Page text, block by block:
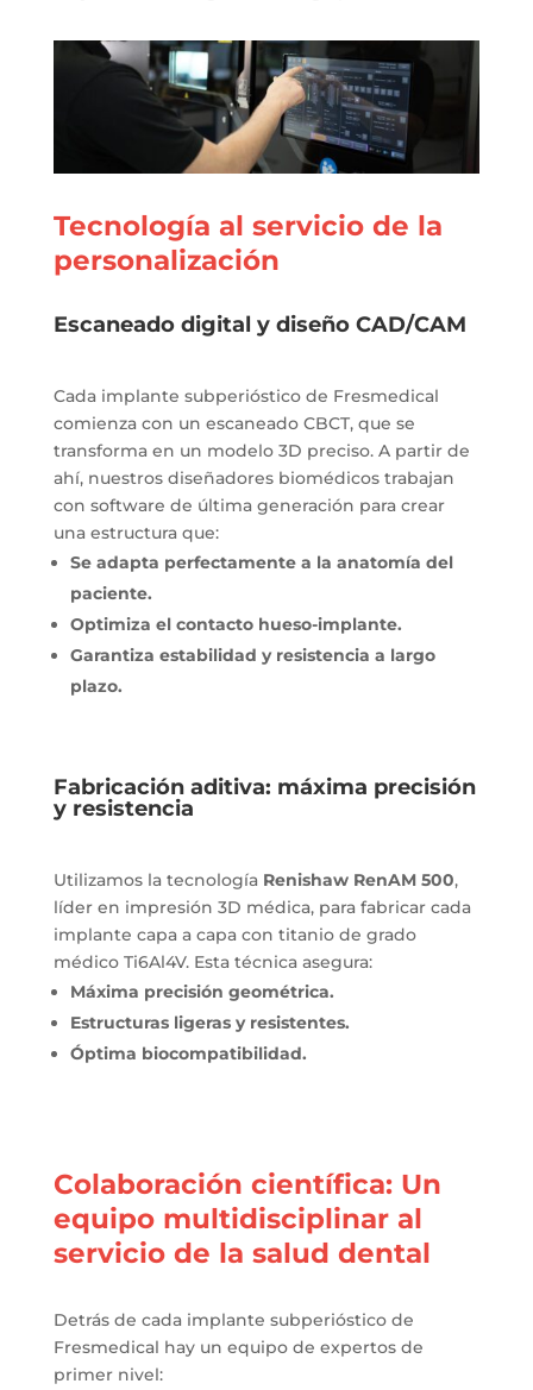
Tecnología al servicio de la
personalización
Escaneado digital y diseño CAD/CAM
Cada implante subperióstico de Fresmedical
comienza con un escaneado CBCT, que se
transforma en un modelo 3D preciso. A partir de
ahí, nuestros diseñadores biomédicos trabajan
con software de última generación para crear
una estructura que:
Se adapta perfectamente a la anatomía del
paciente.
Optimiza el contacto hueso-implante.
Garantiza estabilidad y resistencia a largo
plazo.
Fabricación aditiva: máxima precisión
y resistencia
Utilizamos la tecnología Renishaw RenAM 500,
líder en impresión 3D médica, para fabricar cada
implante capa a capa con titanio de grado
médico Ti6Al4V. Esta técnica asegura:
Máxima precisión geométrica.
Estructuras ligeras y resistentes.
Óptima biocompatibilidad.
Colaboración científica: Un
equipo multidisciplinar al
servicio de la salud dental
Detrás de cada implante subperióstico de
Fresmedical hay un equipo de expertos de
primer nivel: